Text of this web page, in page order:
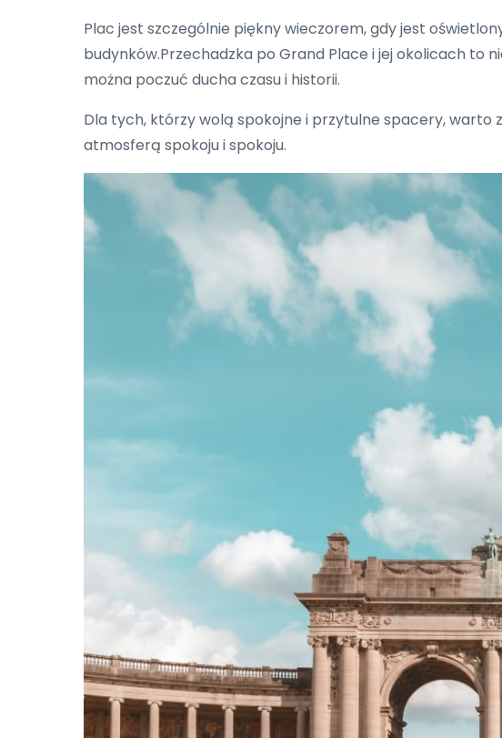
Plac jest szczególnie piękny wieczorem, gdy jest
budynków.Przechadzka po Grand Place i jej okolicach to
można poczuć ducha czasu i historii.
Dla tych, którzy wolą spokojne i przytulne spacery, warto
atmosferą spokoju i spokoju.